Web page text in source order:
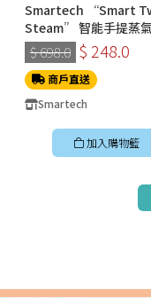
Smartech “Smart
Steam” 智能手提蒸
機 (SS-8108)
$ 698.0 $ 248.0
商戶直送
Smartech
加入購物籃